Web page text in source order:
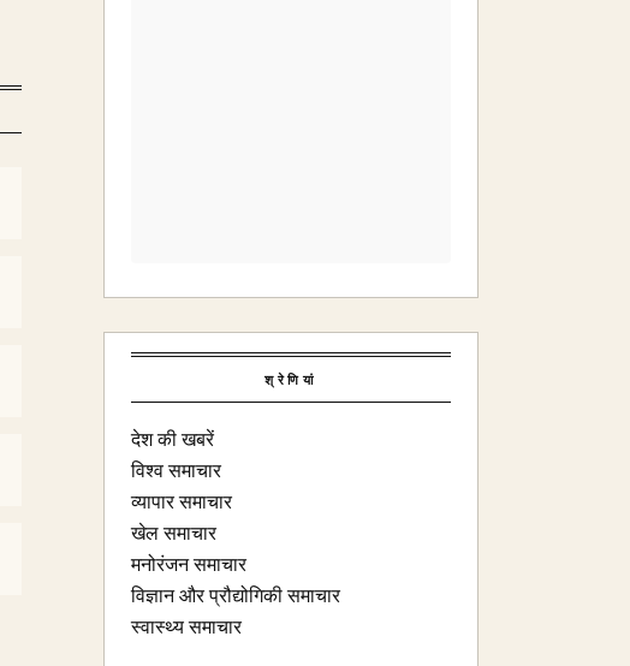
श्रेणियां
देश की खबरें
विश्व समाचार
व्यापार समाचार
खेल समाचार
मनोरंजन समाचार
विज्ञान और प्रौद्योगिकी समाचार
स्वास्थ्य समाचार